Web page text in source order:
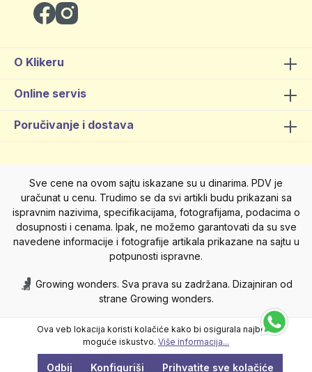
O Klikeru
Online servis
Poručivanje i dostava
Sve cene na ovom sajtu iskazane su u dinarima. PDV je
uračunat u cenu. Trudimo se da svi artikli budu prikazani sa
ispravnim nazivima, specifikacijama, fotografijama, podacima o
dosupnosti i cenama. Ipak, ne možemo garantovati da su sve
navedene informacije i fotografije artikala prikazane na sajtu u
potpunosti ispravne.
Growing wonders. Sva prava su zadržana. Dizajniran od
strane Growing wonders.
Ova veb lokacija koristi kolačiće kako bi osigurala najbolje
moguće iskustvo. Više informacija...
Odbij Konfiguriši Prihvatite sve kolačiće